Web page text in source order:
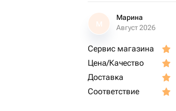
М
Марина
Август 2026
Сервис магазина
Цена/Качество
Доставка
Соответствие